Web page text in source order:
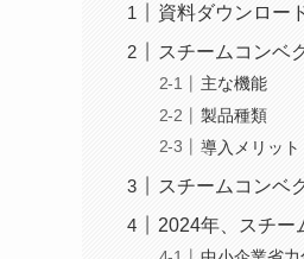
資料ダウンロー
スチームコンベ
主な機能
製品種類
導入メリット
スチームコンベ
2024年、スチー